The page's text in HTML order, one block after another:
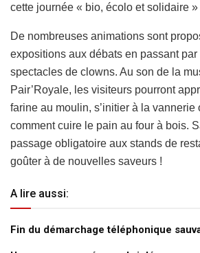
cette journée « bio, écolo et solidaire »
De nombreuses animations sont
expositions aux débats en passant
spectacles de clowns. Au son de la
Pair’Royale, les visiteurs pourront
farine au moulin, s’initier à la
comment cuire le pain au four à bois.
passage obligatoire aux stands de
goûter à de nouvelles saveurs !
A lire aussi:
Fin du démarchage téléphonique